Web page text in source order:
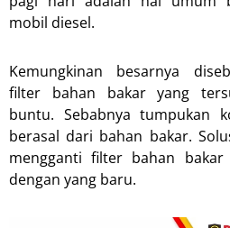
mobil diesel.
Kemungkinan besarnya
filter bahan bakar yang
buntu. Sebabnya tumpukan
berasal dari bahan bakar.
mengganti filter bahan
dengan yang baru.